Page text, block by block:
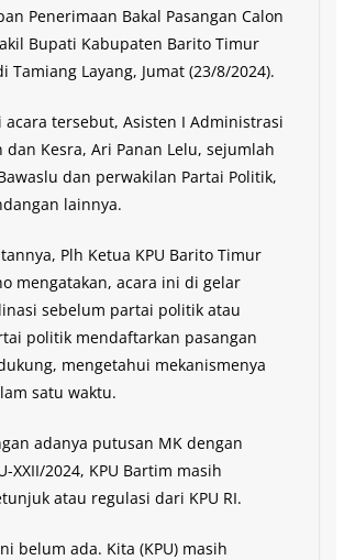
Penerimaan Bakal Pasangan Calon
Bupati Kabupaten Barito Timur
Tamiang Layang, Jumat (23/8/2024).
tersebut, Asisten I Administrasi
dan Kesra, Ari Panan Lelu, sejumlah
dan perwakilan Partai Politik,
lainnya.
Plh Ketua KPU Barito Timur
mengatakan, acara ini di gelar
sebelum partai politik atau
politik mendaftarkan pasangan
mengetahui mekanismenya
satu waktu.
adanya putusan MK dengan
XXII/2024, KPU Bartim masih
atau regulasi dari KPU RI.
belum ada. Kita (KPU) masih